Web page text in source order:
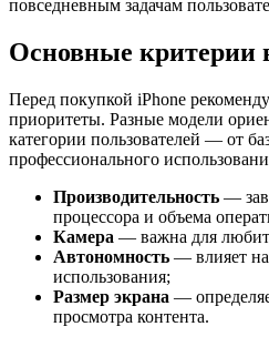
повседневным задачам
Основные критерии
Перед покупкой iPhone
приоритеты. Разные модели
категории пользователей — от
профессионального
Производительность —
процессора и объема
Камера — важна для
Автономность — влияет
использования;
Размер экрана —
просмотра контента.